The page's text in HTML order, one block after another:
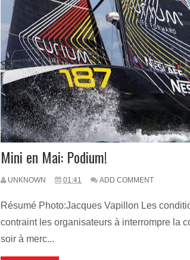
Mini en Mai: Podium!
UNKNOWN 01:41 ADD COMMENT
Résumé Photo:Jacques Vapillon Les
contraint les organisateurs à interrompre la
soir à merc...